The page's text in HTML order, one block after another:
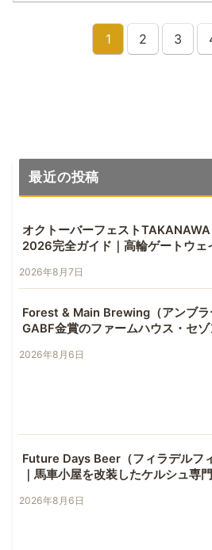
1 2 3
最近の投稿
オクトーバーフェスト
2026完全ガイド｜高輪ゲートウェ
2026年8月7日
Forest & Main Brewing（アンブラ
GABF金賞のファームハウス・セゾ
2026年8月6日
Future Days Beer（フィラデルフ
｜馬車小屋を改装したケルシュ専
2026年8月6日